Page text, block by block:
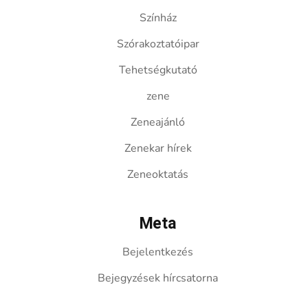
Színház
Szórakoztatóipar
Tehetségkutató
zene
Zeneajánló
Zenekar hírek
Zeneoktatás
Meta
Bejelentkezés
Bejegyzések hírcsatorna